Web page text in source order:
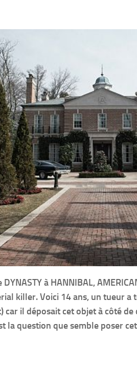
à HANNIBAL,
killer. Voici 14 ans, un tueur
car il déposait cet objet à côté
question que semble poser cet